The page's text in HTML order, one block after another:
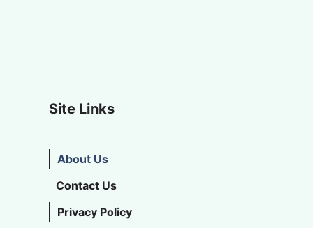
Site Links
About Us
Contact Us
Privacy Policy